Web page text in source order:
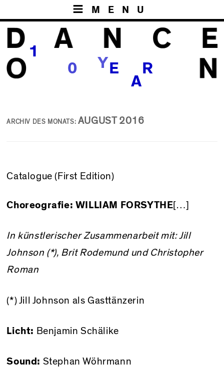
MENU
1
Y E
A
R
ARCHIV DES MONATS: AUGUST 2016
Catalogue (First Edition)
Choreografie: WILLIAM FORSYTHE[…]
In künstlerischer Zusammenarbeit mit: Jill
Johnson (*), Brit Rodemund und Christopher
Roman
(*) Jill Johnson als Gasttänzerin
Licht: Benjamin Schälike
Sound: Stephan Wöhrmann